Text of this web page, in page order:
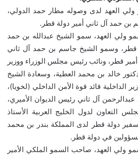
العهد لدى وصوله مطار حمد الدولي،
حمد آل ثاني أمير دولة قطر.
ولي العهد، سمو الشيخ عبدالله بن حمد
قطر، وسمو الشيخ جاسم بن حمد آل ثاني
قطر، ونائب رئيس مجلس الوزراء ووزير
خالد بن محمد العطية، وسعادة الشيخ
الداخلية قائد قوة الأمن الداخلي (لخويا)،
آل ثاني رئيس الديوان الأميري،
التعاون لدول الخليج العربية الأستاذ
دولة قطر لدى المملكة بندر بن محمد
في دولة قطر.
ولي العهد، صاحب السمو الملكي الأمير